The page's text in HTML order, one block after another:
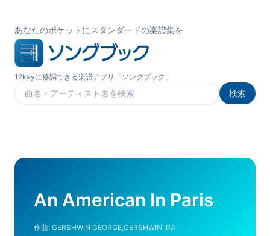
あなたのポケットにスタンダードの楽譜集を
12keyに移調できる楽譜アプリ「ソングブック」
楽曲を検索
検索
An American In Paris
作曲: GERSHWIN GEORGE,GERSHWIN IRA